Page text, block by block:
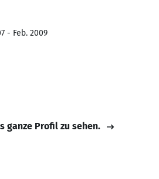
- Feb. 2009
ganze Profil zu sehen.